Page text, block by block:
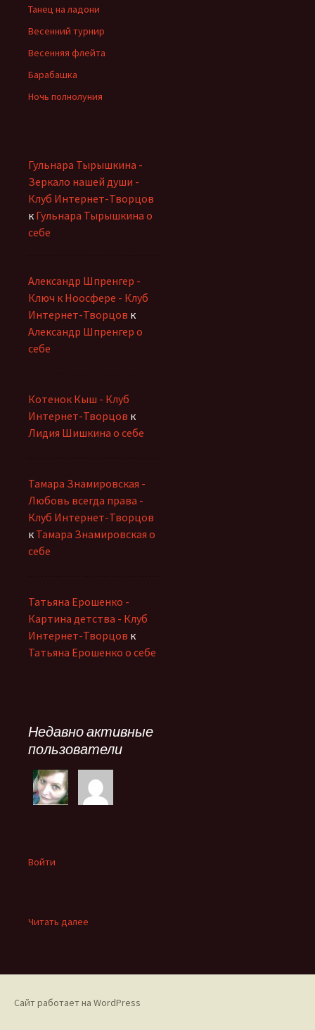
Танец на ладони
Весенний турнир
Весенняя флейта
Барабашка
Ночь полнолуния
Гульнара Тырышкина -
Зеркало нашей души -
Клуб Интернет-Творцов
к Гульнара Тырышкина о
себе
Александр Шпренгер -
Ключ к Ноосфере - Клуб
Интернет-Творцов к
Александр Шпренгер о
себе
Котенок Кыш - Клуб
Интернет-Творцов к
Лидия Шишкина о себе
Тамара Знамировская -
Любовь всегда права -
Клуб Интернет-Творцов
к Тамара Знамировская о
себе
Татьяна Ерошенко -
Картина детства - Клуб
Интернет-Творцов к
Татьяна Ерошенко о себе
Недавно активные
пользователи
Войти
Читать далее
Сайт работает на WordPress